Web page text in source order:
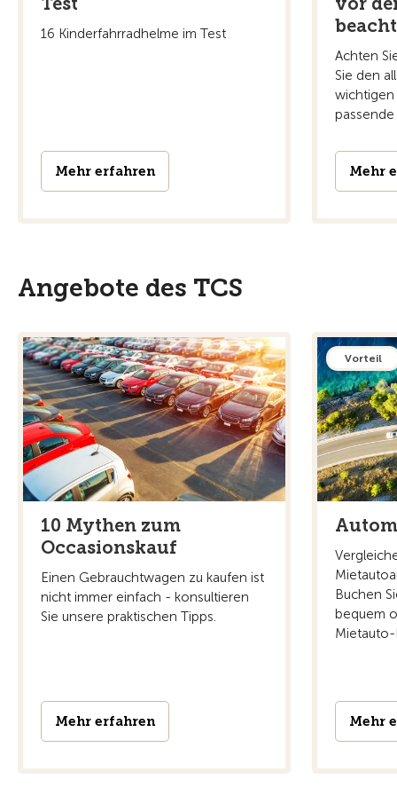
16 Kinderfahrradhelme im Test
Mehr erfahren
Achten
Sie den
wichtigen
passende
Mehr
Angebote des TCS
10 Mythen zum
Occasionskauf
Einen Gebrauchtwagen zu kaufen ist
nicht immer einfach - konsultieren
Sie unsere praktischen Tipps.
Mehr erfahren
Vorteil
Buchen
bequem
Mehr